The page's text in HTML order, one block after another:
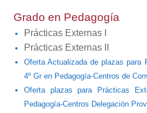
Grado en Pedagogía
Prácticas Externas I
Prácticas Externas II
Oferta Actualizada de plazas para
4º Gr en Pedagogía-Centros de
Oferta plazas para Prácticas
Pedagogía-Centros Delegación